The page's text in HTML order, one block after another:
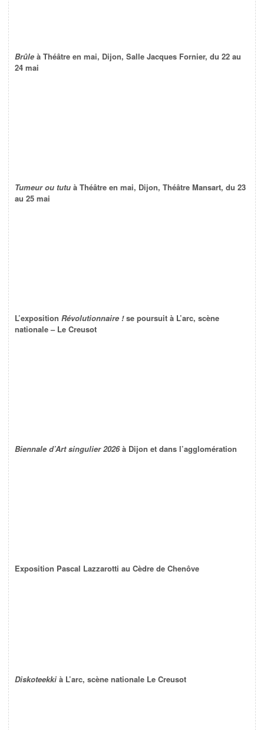
Brûle à Théâtre en mai, Dijon, Salle Jacques Fornier, du 22 au
24 mai
Tumeur ou tutu à Théâtre en mai, Dijon, Théâtre Mansart, du 23
au 25 mai
L’exposition Révolutionnaire !se poursuit à L’arc, scène
nationale – Le Creusot
Biennale d’Art singulier 2026à Dijon et dans l’agglomération
Exposition Pascal Lazzarotti au Cèdre de Chenôve
Diskoteekki à L’arc, scène nationale Le Creusot